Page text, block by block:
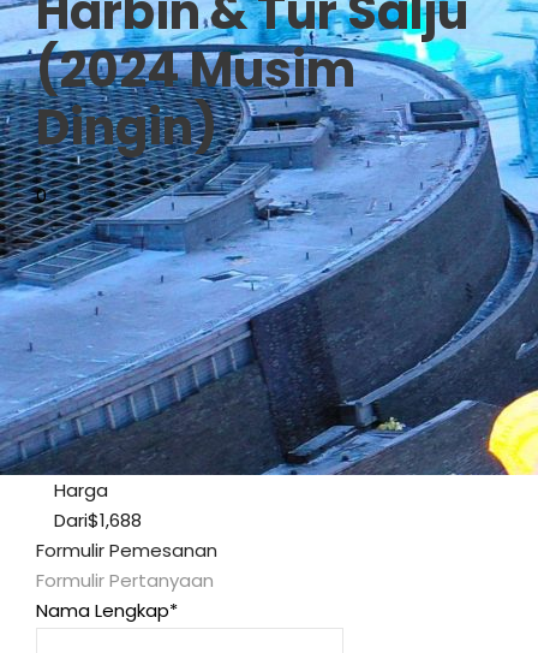
(2024 Musim
Dingin)
0
Harga
Dari$1,688
Formulir Pemesanan
Formulir Pertanyaan
Nama Lengkap*